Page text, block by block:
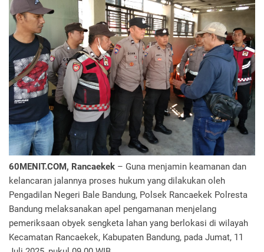
60MENIT.COM, Rancaekek – Guna menjamin keamanan dan
kelancaran jalannya proses hukum yang dilakukan oleh
Pengadilan Negeri Bale Bandung, Polsek Rancaekek Polresta
Bandung melaksanakan apel pengamanan menjelang
pemeriksaan obyek sengketa lahan yang berlokasi di wilayah
Kecamatan Rancaekek, Kabupaten Bandung, pada Jumat, 11